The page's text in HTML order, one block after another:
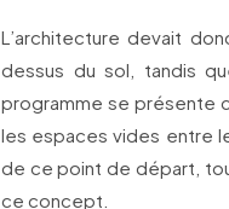
L’architecture devait
dessus du sol, tandis
programme se présente
les espaces vides entre
de ce point de départ,
ce concept.